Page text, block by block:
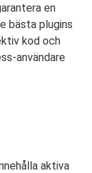
en
bästa plugins
kod och
användare
aktiva